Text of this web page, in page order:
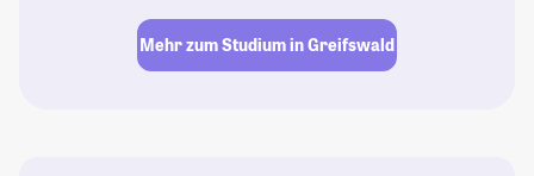
Mehr zum Studium in Greifswald